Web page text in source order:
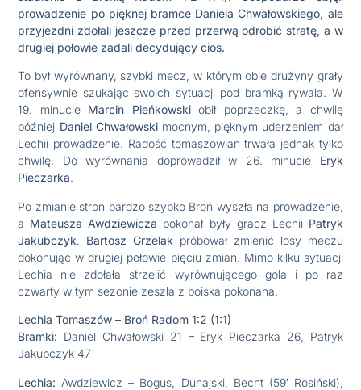
prowadzenie po pięknej bramce Daniela Chwałowskiego, ale
przyjezdni zdołali jeszcze przed przerwą odrobić stratę, a w
drugiej połowie zadali decydujący cios.
To był wyrównany, szybki mecz, w którym obie drużyny grały
ofensywnie szukając swoich sytuacji pod bramką rywala. W
19. minucie Marcin Pieńkowskiobił poprzeczkę, a chwilę
później Daniel Chwałowski mocnym, pięknym uderzeniem dał
Lechii prowadzenie. Radość tomaszowian trwała jednak tylko
chwilę. Do wyrównania doprowadził w 26. minucie Eryk
Pieczarka.
Po zmianie stron bardzo szybko Broń wyszła na prowadzenie,
a Mateusza Awdziewicza pokonał były gracz Lechii Patryk
Jakubczyk. Bartosz Grzelak próbował zmienić losy meczu
dokonując w drugiej połowie pięciu zmian. Mimo kilku sytuacji
Lechia nie zdołała strzelić wyrównującego gola i po raz
czwarty w tym sezonie zeszła z boiska pokonana.
Lechia Tomaszów – Broń Radom 1:2 (1:1)
Bramki: Daniel Chwałowski 21 – Eryk Pieczarka 26, Patryk
Jakubczyk 47
Lechia: Awdziewicz – Bogus, Dunajski, Becht (59′ Rosiński),